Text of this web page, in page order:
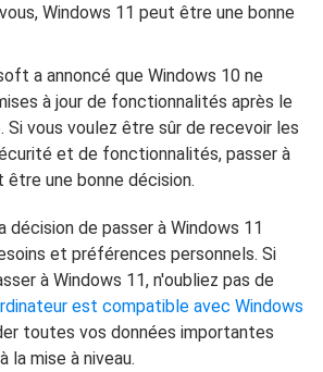
Windows 11 peut être une bonne
a annoncé que Windows 10 ne
à jour de fonctionnalités après le
Si vous voulez être sûr de recevoir les
et de fonctionnalités, passer à
être une bonne décision.
décision de passer à Windows 11
et préférences personnels. Si
à Windows 11, n'oubliez pas de
est compatible avec Windows
toutes vos données importantes
la mise à niveau.